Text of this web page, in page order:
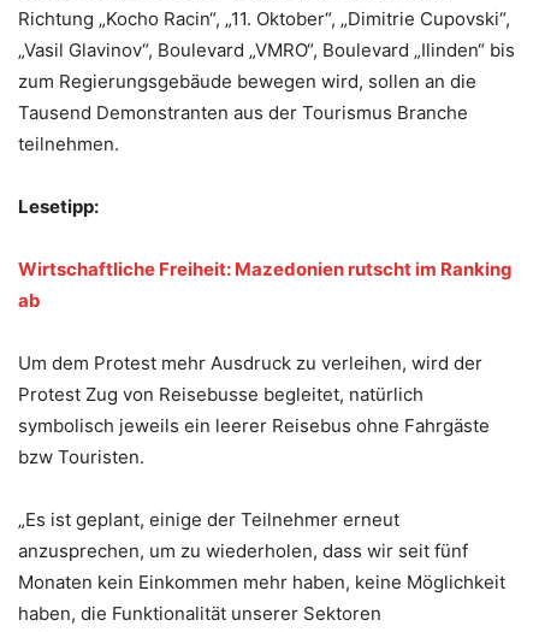
Richtung „Kocho Racin“, „11. Oktober“, „Dimitrie Cupovski“,
„Vasil Glavinov“, Boulevard „VMRO“, Boulevard „Ilinden“ bis
zum Regierungsgebäude bewegen wird, sollen an die
Tausend Demonstranten aus der Tourismus Branche
teilnehmen.
Lesetipp:
Wirtschaftliche Freiheit: Mazedonien rutscht im Ranking
ab
Um dem Protest mehr Ausdruck zu verleihen, wird der
Protest Zug von Reisebusse begleitet, natürlich
symbolisch jeweils ein leerer Reisebus ohne Fahrgäste
bzw Touristen.
„Es ist geplant, einige der Teilnehmer erneut
anzusprechen, um zu wiederholen, dass wir seit fünf
Monaten kein Einkommen mehr haben, keine Möglichkeit
haben, die Funktionalität unserer Sektoren